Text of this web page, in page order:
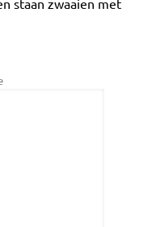
staan zwaaien met